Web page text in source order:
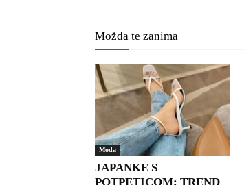
Možda te zanima
Moda
JAPANKE S
POTPETICOM: TREND